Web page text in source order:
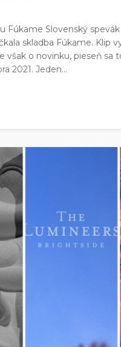
Fúkame Slovenský
skladba Fúkame. Klip
však o novinku, pieseň sa
2021. Jeden...